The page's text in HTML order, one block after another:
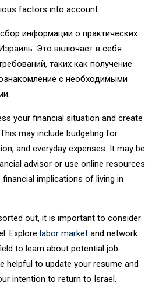
factors into account.
информации о практических
Это включает в себя
таких как получение
с необходимыми
your financial situation and create
may include budgeting for
and everyday expenses. It may be
advisor or use online resources
implications of living in
out, it is important to consider
Explore labor market and network
to learn about potential job
helpful to update your resume and
intention to return to Israel.